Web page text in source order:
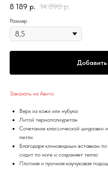
8 189 р. 14 890 р.
Размер
Заказать на Авито
Верх из кожи или нубука
Литой термополиуретан
Сочетание классической шнуровки
петли
Благодаря клиновидным вставкам
сидит по ноге и сохраняет тепло
Плотная и прочная каучуковая